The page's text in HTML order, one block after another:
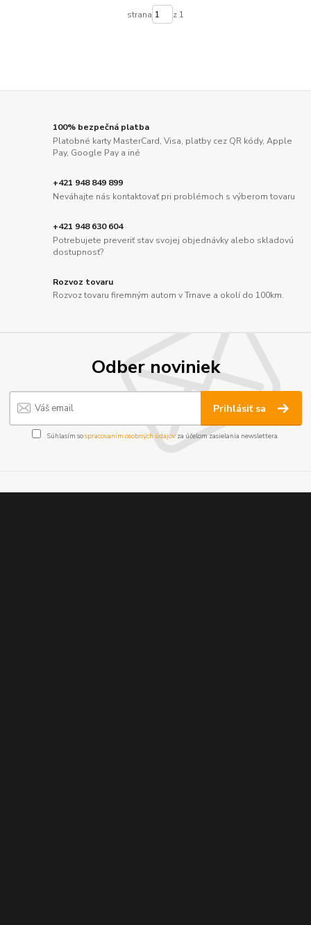
strana z 1
100% bezpečná platba
Platobné karty MasterCard, Visa, platby cez QR kódy, Apple
Pay, Google Pay a iné
+421 948 849 899
Neváhajte nás kontaktovať pri problémoch s výberom tovaru
+421 948 630 604
Potrebujete preveriť stav svojej objednávky alebo skladovú
dostupnosť?
Rozvoz tovaru
Rozvoz tovaru firemným autom v Trnave a okolí do 100km.
Odber noviniek
Prihlásiť sa
Súhlasím sospracovaním osobných údajov za účelom zasielania newslettera.